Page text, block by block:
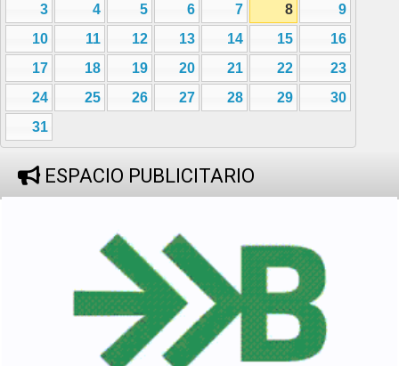
3
4 5 6 7 8
9
10
11 12 13 14 15
16
17
18 19 20 21 22
23
24
25 26 27 28 29
30
31
ESPACIO PUBLICITARIO